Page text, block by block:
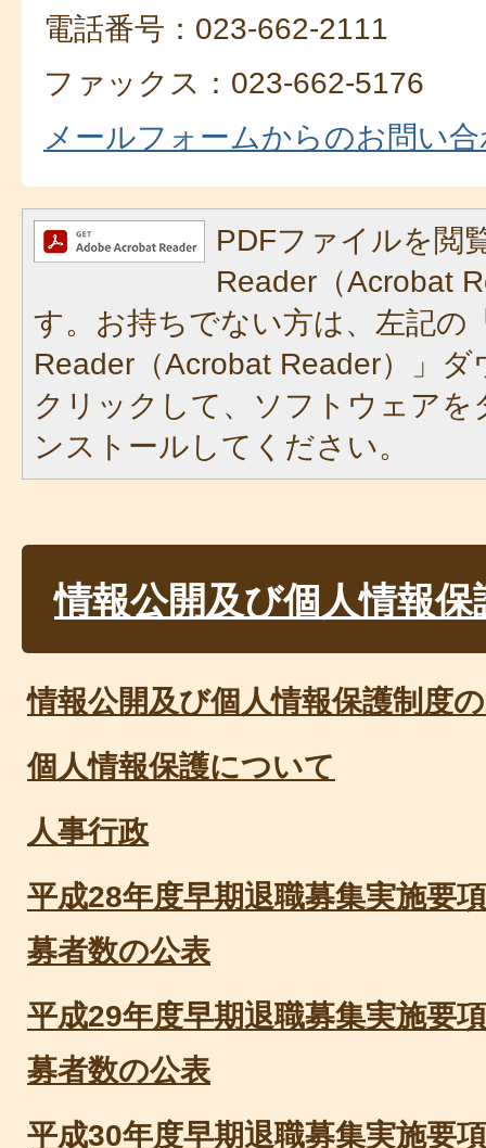
電話番号：023-662-2111
ファックス：023-662-5176
メールフォームからのお問い
PDFファイルを閲
Reader（Acrobat
す。お持ちでない方は、左記の
Reader（Acrobat Reader）」
クリックして、ソフトウェア
ンストールしてください。
情報公開及び個人情報
情報公開及び個人情報保護制度
個人情報保護について
人事行政
平成28年度早期退職募集実施要
募者数の公表
平成29年度早期退職募集実施要
募者数の公表
平成30年度早期退職募集実施要